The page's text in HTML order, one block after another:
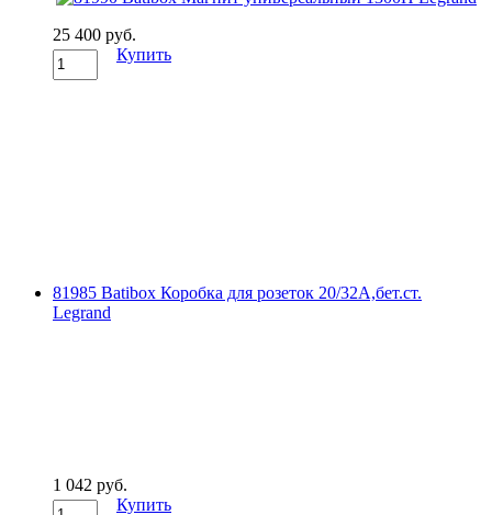
25 400 руб.
Купить
81985 Batibox Коробка для розеток 20/32А,бет.ст.
Legrand
1 042 руб.
Купить